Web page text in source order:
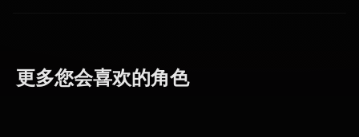
更多您会喜欢的角色